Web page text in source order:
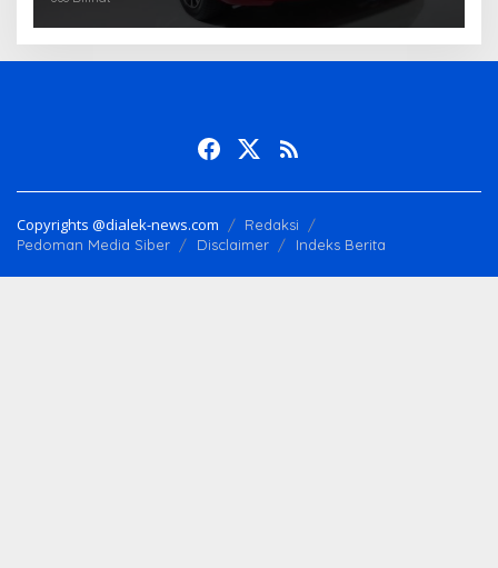
Copyrights @dialek-news.com
Redaksi
Pedoman Media Siber
Disclaimer Indeks Berita